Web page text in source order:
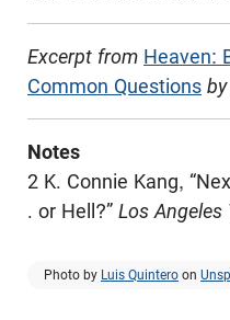
Excerpt from Heaven:
Common Questions
Notes
2 K. Connie Kang,
. or Hell?” Los Angeles
Photo by Luis Quintero on